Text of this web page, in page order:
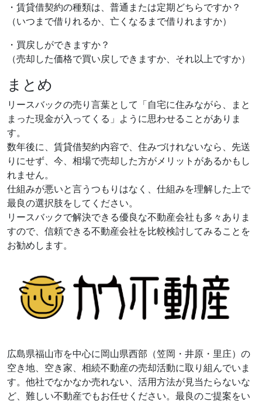
・賃貸借契約の種類は、普通または定期どちらですか？
（いつまで借りれるか、亡くなるまで借りれますか）
・買戻しができますか？
（売却した価格で買い戻しできますか、それ以上ですか）
まとめ
リースバックの売り言葉として「自宅に住みながら、まと
まった現金が入ってくる」ように思わせることがありま
す。
数年後に、賃貸借契約内容で、住みづけれないなら、先送
りにせず、今、相場で売却した方がメリットがあるかもし
れません。
仕組みが悪いと言うつもりはなく、仕組みを理解した上で
最良の選択肢をしてください。
リースバックで解決できる優良な不動産会社も多々ありま
すので、信頼できる不動産会社を比較検討してみることを
お勧めします。
広島県福山市を中心に岡山県西部（笠岡・井原・里庄）の
空き地、空き家、相続不動産の売却活動に取り組んでいま
す。他社でなかなか売れない、活用方法が見当たらないな
ど、難しい不動産でもお任せください。最良のご提案をい